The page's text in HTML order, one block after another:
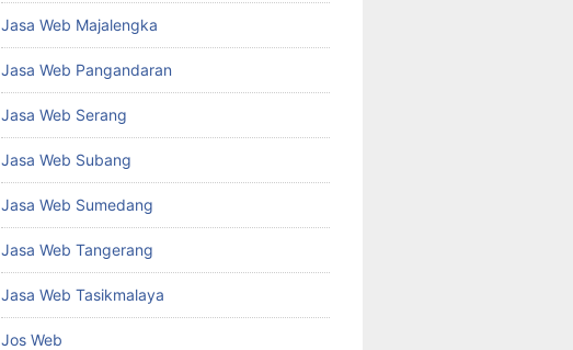
Jasa Web Majalengka
Jasa Web Pangandaran
Jasa Web Serang
Jasa Web Subang
Jasa Web Sumedang
Jasa Web Tangerang
Jasa Web Tasikmalaya
Jos Web